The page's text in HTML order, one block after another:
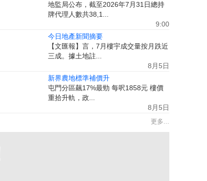
地監局公布，截至2026年7月31日總持
牌代理人數共38,1...
9:00
今日地產新聞摘要
【文匯報】言，7月樓宇成交量按月跌近
三成。據土地註...
8月5日
新界農地標準補價升
屯門分區飆17%最勁 每呎1858元 樓價
重拾升軌，政...
8月5日
更多...